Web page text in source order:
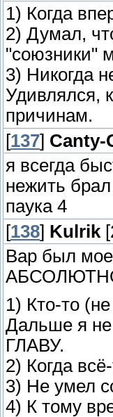
1) Когда
2) Думал,
"союзники"
3) Никогда
Удивлялся,
причинам.
[137] Canty-
я всегда
нежить
паука 4
[138] Kulrik
Вар был
1) Кто-то
Дальше я
ГЛАВУ.
2) Когда
3) Не умел
4) К тому